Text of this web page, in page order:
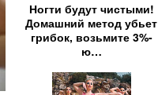
Ногти будут чистыми!
Домашний метод убьет
грибок, возьмите 3%-
ю…